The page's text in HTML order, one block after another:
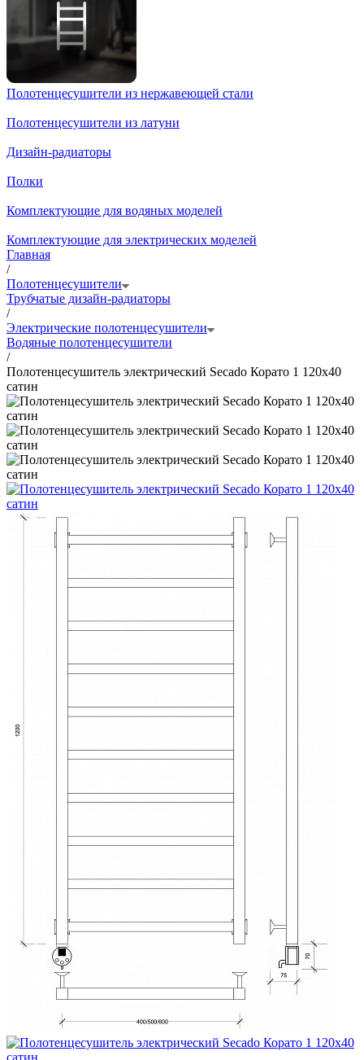
Полотенцесушители из нержавеющей стали
Полотенцесушители из латуни
Дизайн-радиаторы
Полки
Комплектующие для водяных моделей
Комплектующие для электрических моделей
Главная
/
Полотенцесушители
Трубчатые дизайн-радиаторы
/
Электрические полотенцесушители
Водяные полотенцесушители
/
Полотенцесушитель электрический Secado Корато 1 120x40
сатин